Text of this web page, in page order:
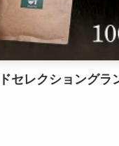
セレクショングラ